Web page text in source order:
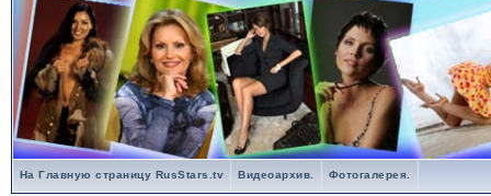
На Главную страницу RusStars.tv Видеоархив. Фотогалерея.